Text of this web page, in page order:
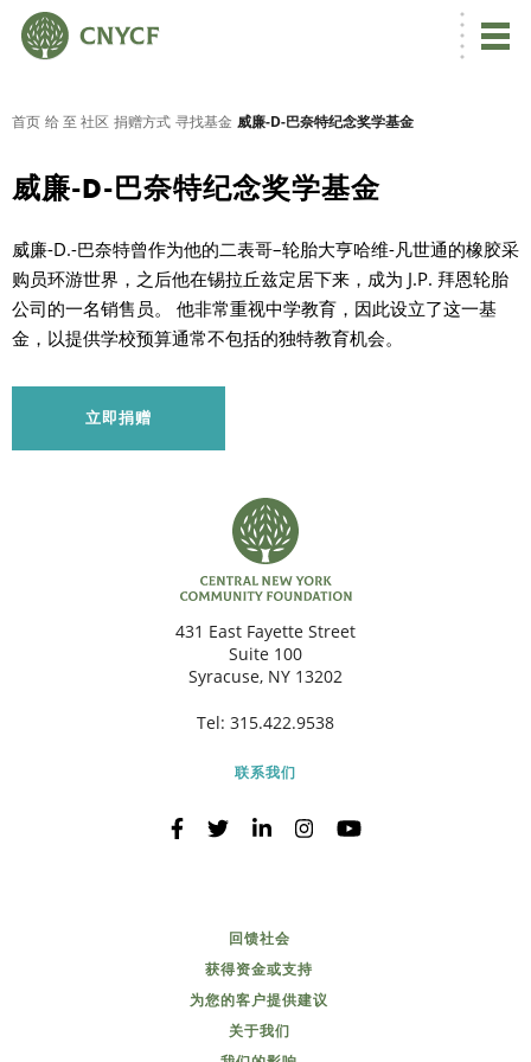
首页 给 至 社区 捐赠方式 寻找基金 威廉-D-巴奈特纪念奖学基金
威廉-D-巴奈特纪念奖学基金
威廉-D.-巴奈特曾作为他的二表哥–轮胎大亨哈维-凡世通的橡胶采
购员环游世界，之后他在锡拉丘兹定居下来，成为 J.P. 拜恩轮胎
公司的一名销售员。 他非常重视中学教育，因此设立了这一基
金，以提供学校预算通常不包括的独特教育机会。
立即捐赠
431 East Fayette Street
Suite 100
Syracuse, NY 13202
Tel: 315.422.9538
联系我们
回馈社会
获得资金或支持
为您的客户提供建议
关于我们